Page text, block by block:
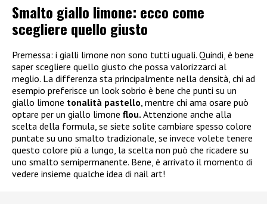
Smalto giallo limone: ecco come
scegliere quello giusto
Premessa: i gialli limone non sono tutti uguali. Quindi, è bene
saper scegliere quello giusto che possa valorizzarci al
meglio. La differenza sta principalmente nella densità, chi ad
esempio preferisce un look sobrio è bene che punti su un
giallo limone tonalità pastello , mentre chi ama osare può
optare per un giallo limone flou. Attenzione anche alla
scelta della formula, se siete solite cambiare spesso colore
puntate su uno smalto tradizionale, se invece volete tenere
questo colore più a lungo, la scelta non può che ricadere su
uno smalto semipermanente. Bene, è arrivato il momento di
vedere insieme qualche idea di nail art!